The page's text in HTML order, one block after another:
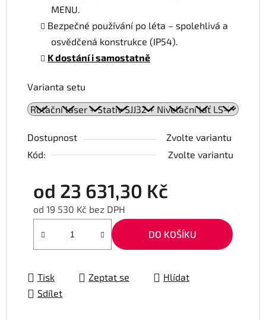
MENU.
Bezpečné používání po léta – spolehlivá a
osvědčená konstrukce (IP54).
K dostání i samostatně
Varianta setu
Dostupnost
Zvolte variantu
Kód:
Zvolte variantu
od 23 631,30 Kč
od 19 530 Kč bez DPH
DO KOŠÍKU
Tisk Zeptat se
Hlídat
Sdílet